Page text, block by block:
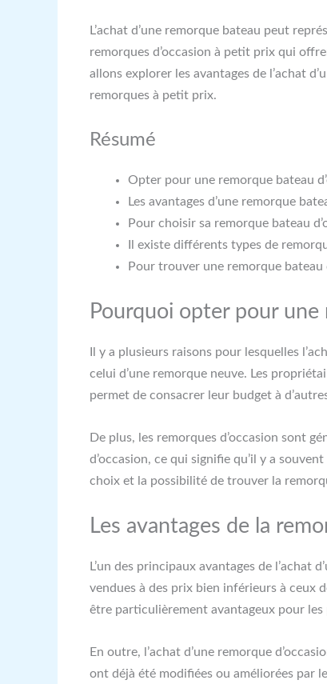
L’achat d’une remorque bateau peut
remorques d’occasion à petit prix qui
allons explorer les avantages de l’achat
remorques à petit prix.
Résumé
Opter pour une remorque bateau
Les avantages d’une remorque
Pour choisir sa remorque bateau
Il existe différents types de
Pour trouver une remorque bateau
Pourquoi opter pour une
Il y a plusieurs raisons pour lesquelles
celui d’une remorque neuve. Les
permet de consacrer leur budget à
De plus, les remorques d’occasion sont
d’occasion, ce qui signifie qu’il y a
choix et la possibilité de trouver la
Les avantages de la
L’un des principaux avantages de l’achat
vendues à des prix bien inférieurs à ceux
être particulièrement avantageux pour
En outre, l’achat d’une remorque
ont déjà été modifiées ou améliorées par